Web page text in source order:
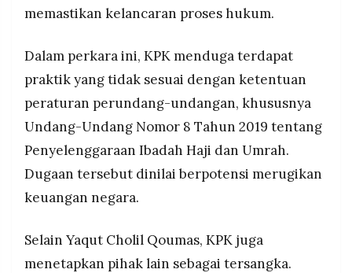
memastikan kelancaran proses hukum.
Dalam perkara ini, KPK menduga terdapat
praktik yang tidak sesuai dengan ketentuan
peraturan perundang-undangan, khususnya
Undang-Undang Nomor 8 Tahun 2019 tentang
Penyelenggaraan Ibadah Haji dan Umrah.
Dugaan tersebut dinilai berpotensi merugikan
keuangan negara.
Selain Yaqut Cholil Qoumas, KPK juga
menetapkan pihak lain sebagai tersangka.